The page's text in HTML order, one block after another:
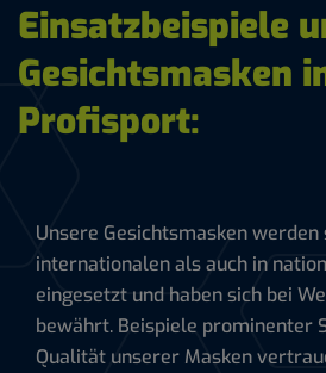
Einsatzbeispiele
Gesichtsmasken
Profisport:
Unsere Gesichtsmasken werden
internationalen als auch in
eingesetzt und haben sich bei
bewährt. Beispiele prominenter
Qualität unserer Masken